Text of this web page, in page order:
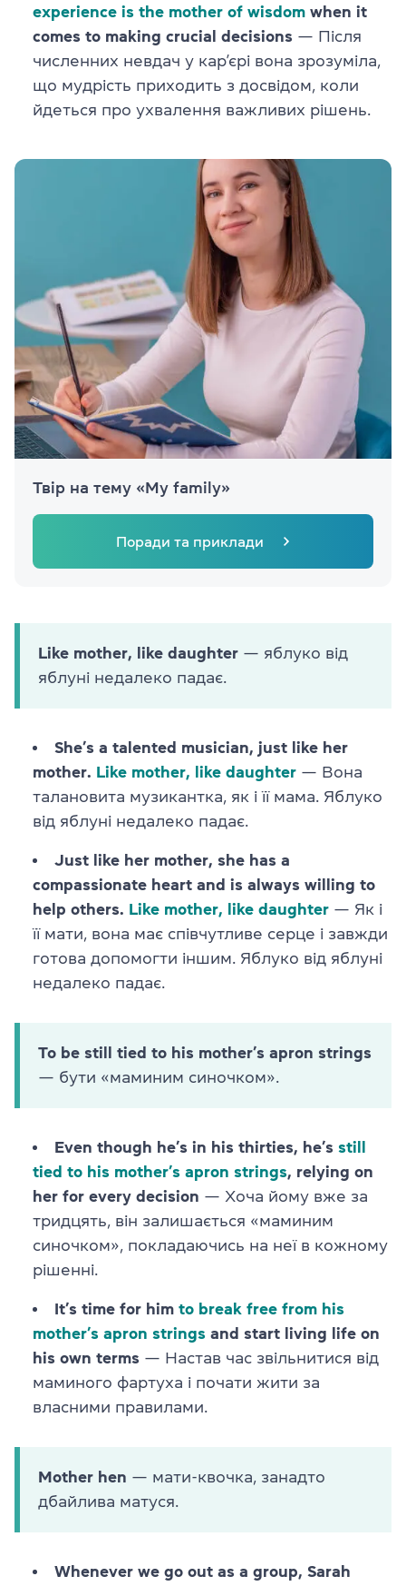
experience is the mother of wisdom when it
comes to making crucial decisions — Після
численних невдач у кар’єрі вона зрозуміла,
що мудрість приходить з досвідом, коли
йдеться про ухвалення важливих рішень.
Твір на тему «My family»
Поради та приклади
Like mother, like daughter — яблуко від
яблуні недалеко падає.
She’s a talented musician, just like her
mother. Like mother, like daughter — Вона
талановита музикантка, як і її мама. Яблуко
від яблуні недалеко падає.
Just like her mother, she has a
compassionate heart and is always willing to
help others. Like mother, like daughter — Як і
її мати, вона має співчутливе серце і завжди
готова допомогти іншим. Яблуко від яблуні
недалеко падає.
To be still tied to his mother’s apron strings
— бути «маминим синочком».
Even though he’s in his thirties, he’s still
tied to his mother’s apron strings, relying on
her for every decision — Хоча йому вже за
тридцять, він залишається «маминим
синочком», покладаючись на неї в кожному
рішенні.
It’s time for him to break free from his
mother’s apron strings and start living life on
his own terms — Настав час звільнитися від
маминого фартуха і почати жити за
власними правилами.
Mother hen — мати-квочка, занадто
дбайлива матуся.
Whenever we go out as a group, Sarah